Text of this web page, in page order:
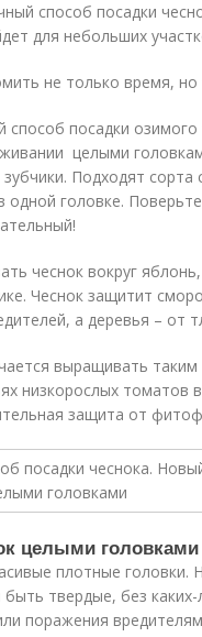
способ посадки
для небольших
не только время, но
способ посадки озимого
целыми
Подходят сорта
одной головке.
чеснок вокруг
Чеснок защитит
а деревья – от
выращивать
низкорослых томатов
защита от
целыми головками
плотные головки.
твердые, без
поражения